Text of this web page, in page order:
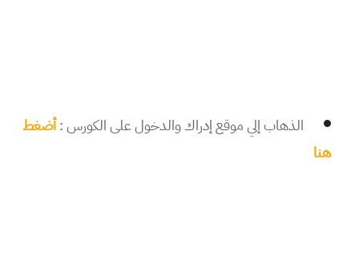
الذهاب إلي موقع إدراك والدخول على الكورس :أضغط
هنا